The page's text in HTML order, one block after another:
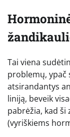
Tai viena
problemų, ypač
atsirandantys
liniją, beveik
pabrėžia, kad
(vyriškiems